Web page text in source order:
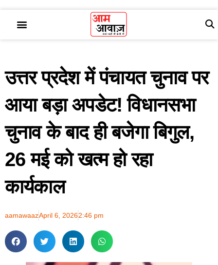
उत्तर प्रदेश में पंचायत चुनाव पर
आया बड़ा अपडेट! विधानसभा
चुनाव के बाद ही बजेगा बिगुल,
26 मई को खत्म हो रहा
कार्यकाल
aamawaazApril 6, 20262:46 pm